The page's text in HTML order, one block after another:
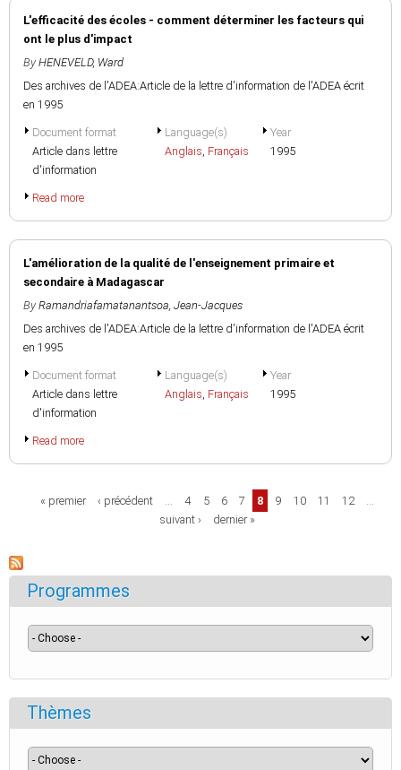
L'efficacité des écoles - comment déterminer les facteurs qui
ont le plus d'impact
By HENEVELD, Ward
Des archives de l'ADEA:Article de la lettre d'information de l'ADEA écrit
en 1995
Document format
Article dans lettre
d'information
Language(s)
Anglais, Français
Year
1995
Read more
L'amélioration de la qualité de l'enseignement primaire et
secondaire à Madagascar
By Ramandriafamatanantsoa, Jean-Jacques
Des archives de l'ADEA:Article de la lettre d'information de l'ADEA écrit
en 1995
Document format
Article dans lettre
d'information
Language(s)
Anglais, Français
Year
1995
Read more
Pages« premier ‹ précédent … 4 5 6 7 8 9 10 11 12
…
suivant ›
dernier »
Programmes
Thèmes